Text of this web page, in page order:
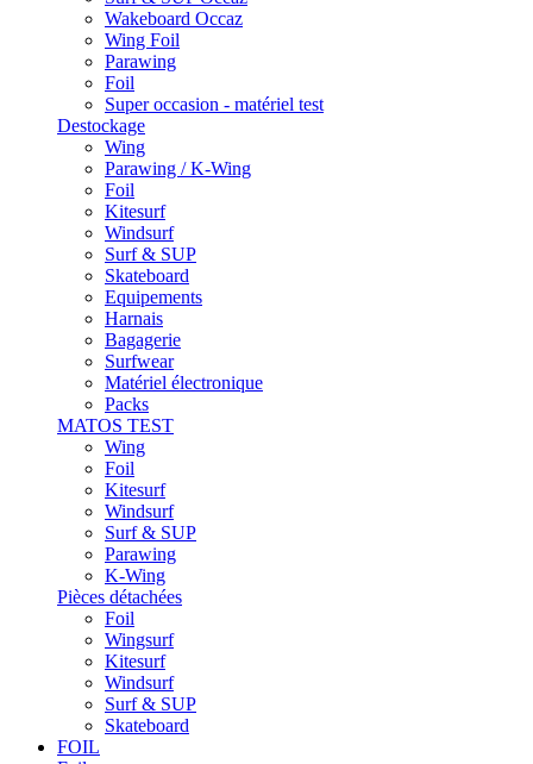
Wakeboard Occaz
Wing Foil
Parawing
Foil
Super occasion - matériel test
Destockage
Wing
Parawing / K-Wing
Foil
Kitesurf
Windsurf
Surf & SUP
Skateboard
Equipements
Harnais
Bagagerie
Surfwear
Matériel électronique
Packs
MATOS TEST
Wing
Foil
Kitesurf
Windsurf
Surf & SUP
Parawing
K-Wing
Pièces détachées
Foil
Wingsurf
Kitesurf
Windsurf
Surf & SUP
Skateboard
FOIL